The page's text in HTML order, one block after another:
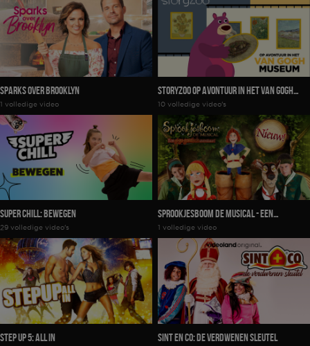
Sparks Over Brooklyn
1 volledige video
StoryZoo Op Avontuur In Het Van Gogh
Museum
10 volledige video's
Super Chill: Bewegen
29 volledige video's
Sprookjesboom De Musical - Een
Gigantisch Avontuur
1 volledige video
Step Up 5: All In Sint en co: De Verdwenen Sleutel